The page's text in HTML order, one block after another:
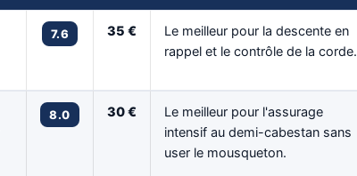
7.6 35 €
Le meilleur pour la descente en
rappel et le contrôle de la corde.
8.0 30 €
Le meilleur pour l'assurage
intensif au demi-cabestan sans
user le mousqueton.